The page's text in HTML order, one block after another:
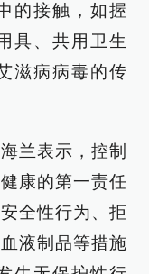
的接触，如握
具、共用卫生
滋病病毒的传
兰表示，控制
康的第一责任
全性行为、拒
液制品等措施